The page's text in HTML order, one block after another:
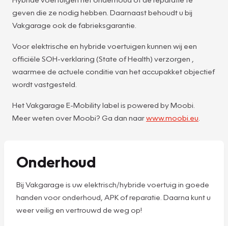
geven die ze nodig hebben. Daarnaast behoudt u bij
Vakgarage ook de fabrieksgarantie.
Voor elektrische en hybride voertuigen kunnen wij een
officiële SOH-verklaring (State of Health) verzorgen ,
waarmee de actuele conditie van het accupakket objectief
wordt vastgesteld.
Het Vakgarage E-Mobility label is powered by Moobi.
Meer weten over Moobi? Ga dan naarwww.moobi.eu
Onderhoud
Bij Vakgarage is uw elektrisch/hybride voertuig in goede
handen voor onderhoud, APK of reparatie. Daarna kunt u
weer veilig en vertrouwd de weg op!